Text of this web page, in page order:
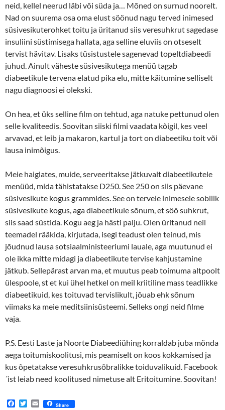
neid, kellel neerud läbi või süda ja… Mõned on surnud noorelt.
Nad on suurema osa oma elust söönud nagu terved inimesed
süsivesikuterohket toitu ja üritanud siis veresuhkrut sagedase
insuliini süstimisega hallata, aga selline eluviis on otseselt
tervist hävitav. Lisaks tüsistustele sagenevad topeltdiabeedi
juhud. Ainult väheste süsivesikutega menüü tagab
diabeetikule tervena elatud pika elu, mitte käitumine selliselt
nagu diagnoosi ei olekski.
On hea, et üks selline film on tehtud, aga natuke pettunud olen
selle kvaliteedis. Soovitan siiski filmi vaadata kõigil, kes veel
arvavad, et leib ja makaron, kartul ja tort on diabeetiku toit või
lausa inimõigus.
Meie haiglates, muide, serveeritakse jätkuvalt diabeetikutele
menüüd, mida tähistatakse D250. See 250 on siis päevane
süsivesikute kogus grammides. See on tervele inimesele sobilik
süsivesikute kogus, aga diabeetikule sõnum, et söö suhkrut,
siis saad süstida. Kogu aeg ja hästi palju. Olen üritanud neil
teemadel rääkida, kirjutada, isegi teadust olen teinud, mis
jõudnud lausa sotsiaalministeeriumi lauale, aga muutunud ei
ole ikka mitte midagi ja diabeetikute tervise kahjustamine
jätkub. Sellepärast arvan ma, et muutus peab toimuma altpoolt
ülespoole, st et kui ühel hetkel on meil kriitiline mass teadlikke
diabeetikuid, kes toituvad tervislikult, jõuab ehk sõnum
viimaks ka meie meditsiinisüsteemi. Selleks ongi neid filme
vaja.
P.S. Eesti Laste ja Noorte Diabeediühing korraldab juba mõnda
aega toitumiskoolitusi, mis peamiselt on koos kokkamised ja
kus õpetatakse veresuhkrusõbralikke toiduvalikuid. Facebook
´ist leiab need koolitused nimetuse alt Eritoitumine. Soovitan!
F
T
E
Share